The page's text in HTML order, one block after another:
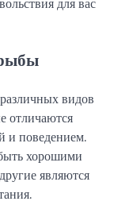
видов
отличаются
и поведением.
хорошими
являются